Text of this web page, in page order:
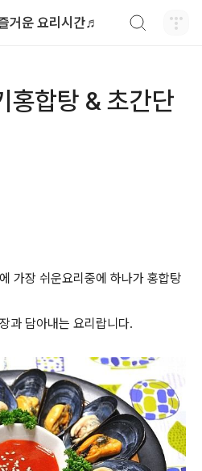
거운 요리시간♬
홍합탕 & 초간단
가장 쉬운요리중에 하나가 홍합탕
과 담아내는 요리랍니다.